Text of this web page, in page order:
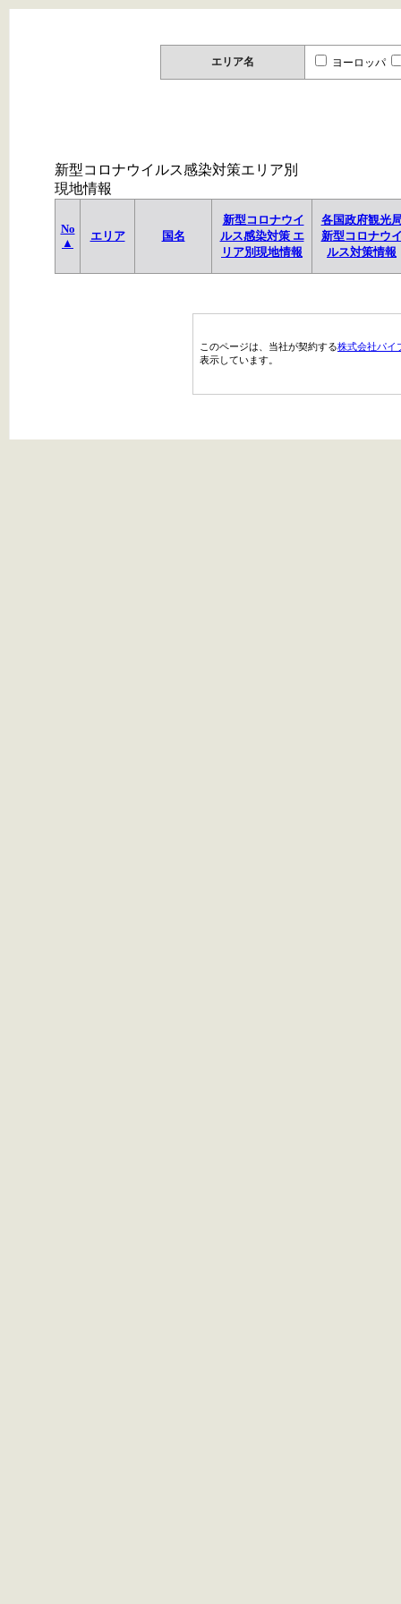
エリア名 ヨーロッパ
新型コロナウイルス感染対策エリア別
現地情報
No
▲
エリア 国名
新型コロナウイ
ルス感染対策 エ
リア別現地情報
各国政府観光
新型コロナウ
ルス対策情報
このページは、当社が契約する株式会社パイ
表示しています。